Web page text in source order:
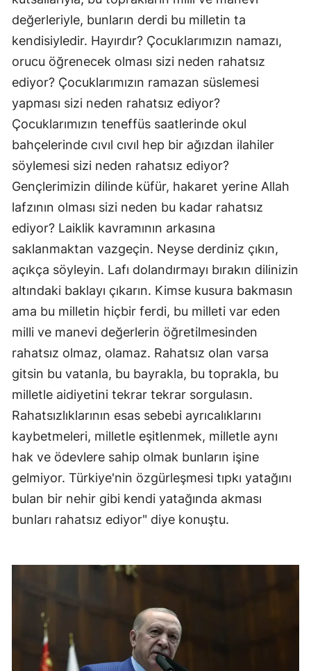
değerleriyle, bunların derdi bu milletin ta
kendisiyledir. Hayırdır? Çocuklarımızın namazı,
orucu öğrenecek olması sizi neden rahatsız
ediyor? Çocuklarımızın ramazan süslemesi
yapması sizi neden rahatsız ediyor?
Çocuklarımızın teneffüs saatlerinde okul
bahçelerinde cıvıl cıvıl hep bir ağızdan ilahiler
söylemesi sizi neden rahatsız ediyor?
Gençlerimizin dilinde küfür, hakaret yerine Allah
lafzının olması sizi neden bu kadar rahatsız
ediyor? Laiklik kavramının arkasına
saklanmaktan vazgeçin. Neyse derdiniz çıkın,
açıkça söyleyin. Lafı dolandırmayı bırakın dilinizin
altındaki baklayı çıkarın. Kimse kusura bakmasın
ama bu milletin hiçbir ferdi, bu milleti var eden
milli ve manevi değerlerin öğretilmesinden
rahatsız olmaz, olamaz. Rahatsız olan varsa
gitsin bu vatanla, bu bayrakla, bu toprakla, bu
milletle aidiyetini tekrar tekrar sorgulasın.
Rahatsızlıklarının esas sebebi ayrıcalıklarını
kaybetmeleri, milletle eşitlenmek, milletle aynı
hak ve ödevlere sahip olmak bunların işine
gelmiyor. Türkiye'nin özgürleşmesi tıpkı yatağını
bulan bir nehir gibi kendi yatağında akması
bunları rahatsız ediyor" diye konuştu.